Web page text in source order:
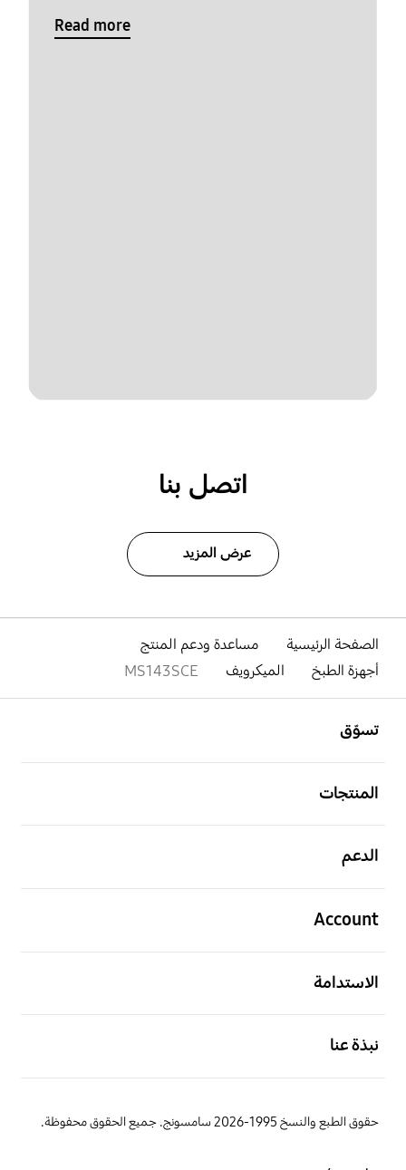
Read more
اتصل بنا
عرض المزيد
الصفحة الرئيسية
مساعدة ودعم المنتج
أجهزة الطبخ
الميكرويف MS143SCE
تسوّق
المنتجات
الدعم
Account
الاستدامة
نبذة عنا
حقوق الطبع والنسخ 1995-2026 سامسونج. جميع الحقوق محفوظة.